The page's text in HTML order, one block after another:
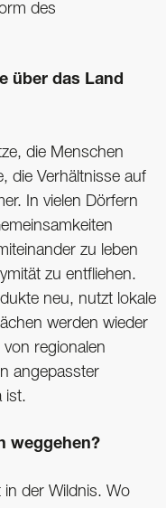
des
über das Land
die Menschen
die Verhältnisse auf
In vielen Dörfern
zu leben
zu entfliehen.
neu, nutzt lokale
werden wieder
regionalen
angepasster
ist.
weggehen?
in der Wildnis. Wo